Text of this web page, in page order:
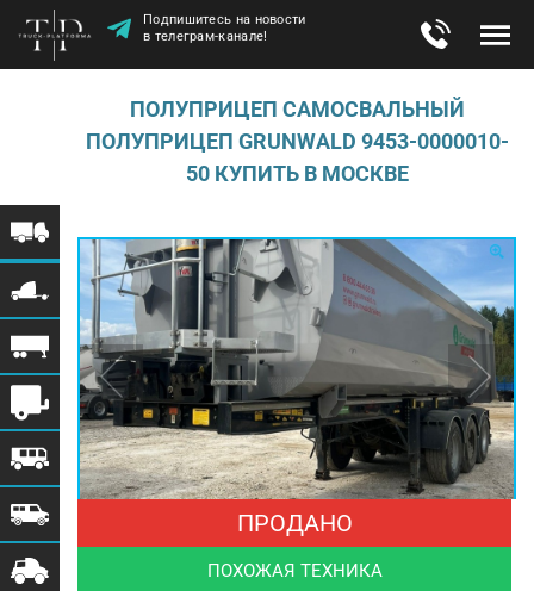
Подпишитесь на новости
в телеграм-канале!
ПОЛУПРИЦЕП САМОСВАЛЬНЫЙ
ПОЛУПРИЦЕП GRUNWALD 9453-0000010-
50 КУПИТЬ В МОСКВЕ
ПРОДАНО
ПОХОЖАЯ ТЕХНИКА